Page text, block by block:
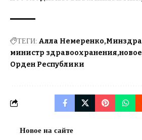
ТЕГИ: Алла Немеренко
министр здравоохранения
Орден Республики
Новое на сайте